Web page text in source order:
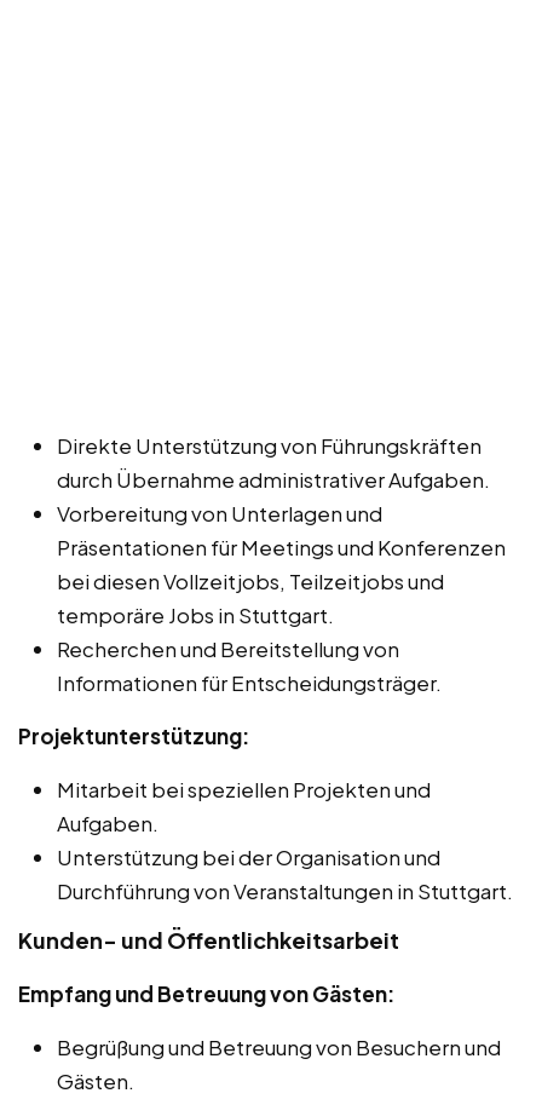
Direkte Unterstützung von Führungskräften
durch Übernahme administrativer Aufgaben.
Vorbereitung von Unterlagen und
Präsentationen für Meetings und Konferenzen
bei diesen Vollzeitjobs, Teilzeitjobs und
temporäre Jobs in Stuttgart.
Recherchen und Bereitstellung von
Informationen für Entscheidungsträger.
Projektunterstützung:
Mitarbeit bei speziellen Projekten und
Aufgaben.
Unterstützung bei der Organisation und
Durchführung von Veranstaltungen in Stuttgart.
Kunden- und Öffentlichkeitsarbeit
Empfang und Betreuung von Gästen:
Begrüßung und Betreuung von Besuchern und
Gästen.